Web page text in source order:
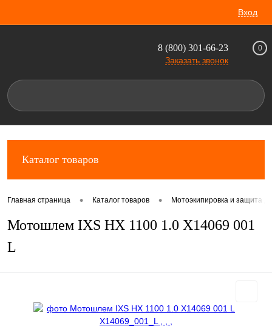
Вход
8 (800) 301-66-23
Заказать звонок
0
Каталог товаров
Главная страница • Каталог товаров • Мотоэкипировка и защита
Мотошлем IXS HX 1100 1.0 X14069 001
L